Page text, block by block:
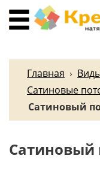
Главная ›
Сатиновые
Сатиновый
Сатиновый